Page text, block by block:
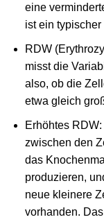
eine
ist ein
RDW
misst die
also, ob die
etwa gleich
Erhöhtes
zwischen den
das
produzieren,
neue kleinere
vorhanden.